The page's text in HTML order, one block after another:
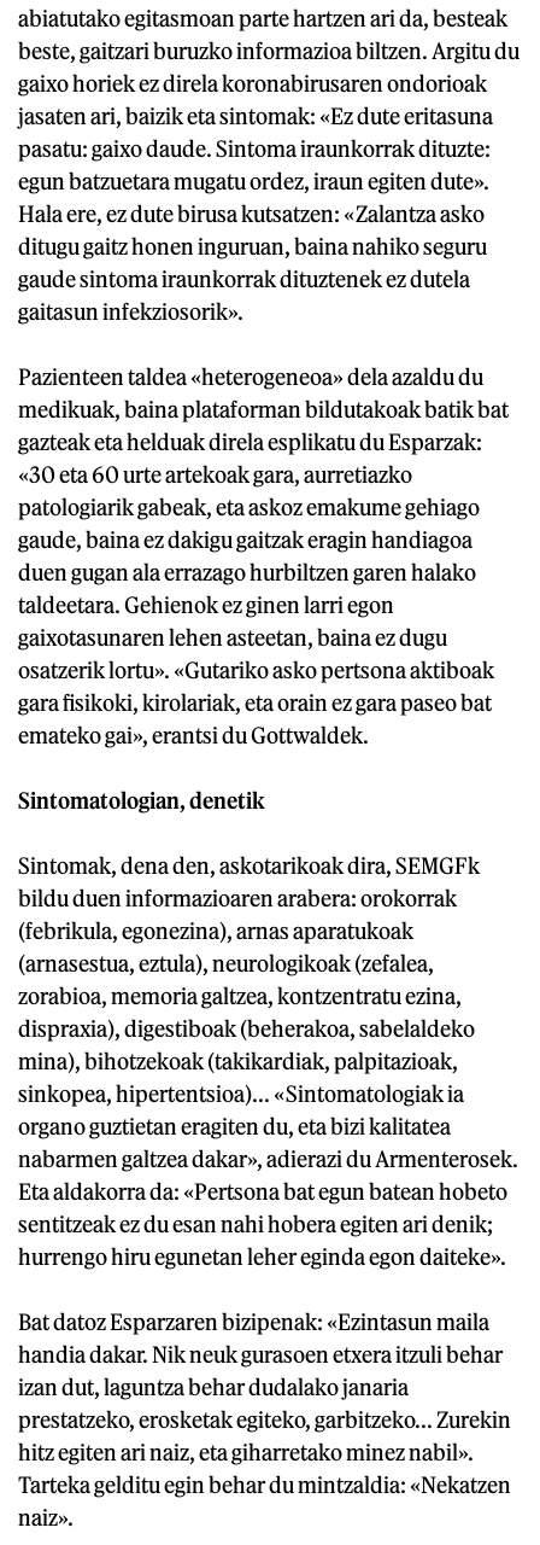
abiatutako egitasmoan parte hartzen ari da, besteak
beste, gaitzari buruzko informazioa biltzen. Argitu du
gaixo horiek ez direla koronabirusaren ondorioak
jasaten ari, baizik eta sintomak: «Ez dute eritasuna
pasatu: gaixo daude. Sintoma iraunkorrak dituzte:
egun batzuetara mugatu ordez, iraun egiten dute».
Hala ere, ez dute birusa kutsatzen: «Zalantza asko
ditugu gaitz honen inguruan, baina nahiko seguru
gaude sintoma iraunkorrak dituztenek ez dutela
gaitasun infekziosorik».
Pazienteen taldea «heterogeneoa» dela azaldu du
medikuak, baina plataforman bildutakoak batik bat
gazteak eta helduak direla esplikatu du Esparzak:
«30 eta 60 urte artekoak gara, aurretiazko
patologiarik gabeak, eta askoz emakume gehiago
gaude, baina ez dakigu gaitzak eragin handiagoa
duen gugan ala errazago hurbiltzen garen halako
taldeetara. Gehienok ez ginen larri egon
gaixotasunaren lehen asteetan, baina ez dugu
osatzerik lortu». «Gutariko asko pertsona aktiboak
gara fisikoki, kirolariak, eta orain ez gara paseo bat
emateko gai», erantsi du Gottwaldek.
Sintomatologian, denetik
Sintomak, dena den, askotarikoak dira, SEMGFk
bildu duen informazioaren arabera: orokorrak
(febrikula, egonezina), arnas aparatukoak
(arnasestua, eztula), neurologikoak (zefalea,
zorabioa, memoria galtzea, kontzentratu ezina,
dispraxia), digestiboak (beherakoa, sabelaldeko
mina), bihotzekoak (takikardiak, palpitazioak,
sinkopea, hipertentsioa)... «Sintomatologiak ia
organo guztietan eragiten du, eta bizi kalitatea
nabarmen galtzea dakar», adierazi du Armenterosek.
Eta aldakorra da: «Pertsona bat egun batean hobeto
sentitzeak ez du esan nahi hobera egiten ari denik;
hurrengo hiru egunetan leher eginda egon daiteke».
Bat datoz Esparzaren bizipenak: «Ezintasun maila
handia dakar. Nik neuk gurasoen etxera itzuli behar
izan dut, laguntza behar dudalako janaria
prestatzeko, erosketak egiteko, garbitzeko... Zurekin
hitz egiten ari naiz, eta giharretako minez nabil».
Tarteka gelditu egin behar du mintzaldia: «Nekatzen
naiz».